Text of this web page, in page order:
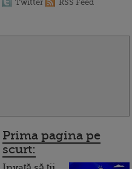
Twitter RSS Feed
Prima pagina pe
scurt: